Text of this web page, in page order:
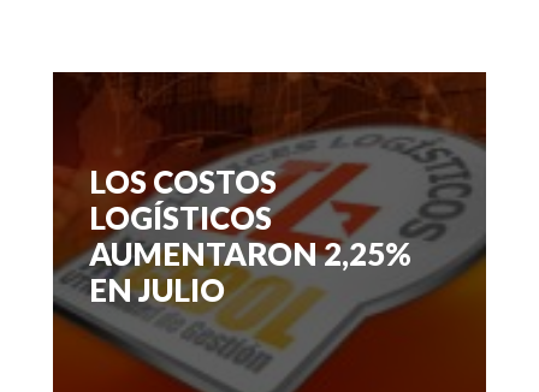
LOS COSTOS
LOGÍSTICOS
AUMENTARON 2,25%
EN JULIO